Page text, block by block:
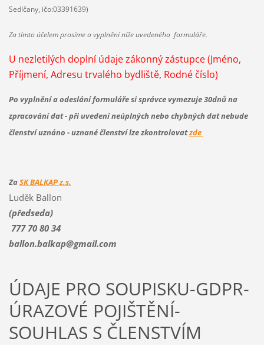
Sedlčany, ičo:03391639)
Za tímto účelem prosíme o vyplnění níže uvedeného formuláře.
U nezletilých doplní údaje zákonný zástupce (Jméno,
Příjmení, Adresu trvalého bydliště, Rodné číslo)
Po vyplnění a odeslání formuláře si správcevymezuje30dnů na
zpracování dat - při uvedení neúplných nebo chybných dat nebude
členství uznáno - uznané členství lze zkontrolovatzde
ZaSK BALKAP z.s.
Luděk Ballon
(předseda)
777 70 80 34
ballon.balkap@gmail.com
ÚDAJE PRO SOUPISKU-GDPR-
ÚRAZOVÉ POJIŠTĚNÍ-
SOUHLAS S ČLENSTVÍM